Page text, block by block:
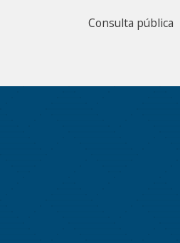
Consulta pública